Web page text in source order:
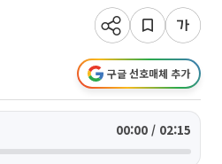
구글 선호매체 추가
00:00 / 02:15